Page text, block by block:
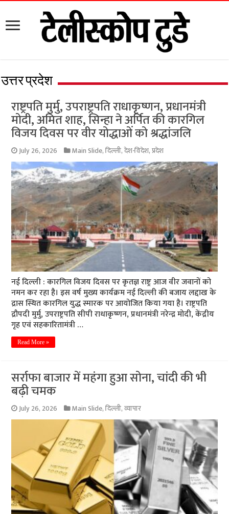
उत्तर प्रदेश
राष्ट्रपति मुर्मु, उपराष्ट्रपति राधाकृष्णन, प्रधानमंत्री
मोदी, अमित शाह, सिन्हा ने अर्पित की कारगिल
विजय दिवस पर वीर योद्धाओं को श्रद्धांजलि
July 26, 2026 Main Slide,दिल्ली,देश-विदेश,प्रदेश
नई दिल्ली : कारगिल विजय दिवस पर कृतज्ञ राष्ट्र आज वीर जवानों को
नमन कर रहा है। इस वर्ष मुख्य कार्यक्रम नई दिल्ली की बजाय लद्दाख के
द्रास स्थित कारगिल युद्ध स्मारक पर आयोजित किया गया है। राष्ट्रपति
द्रौपदी मुर्मु, उपराष्ट्रपति सीपी राधाकृष्णन, प्रधानमंत्री नरेन्द्र मोदी, केंद्रीय
गृह एवं सहकारितामंत्री …
Read More »
सर्राफा बाजार में महंगा हुआ सोना, चांदी की भी
बढ़ी चमक
July 26, 2026 Main Slide,दिल्ली,व्यापार